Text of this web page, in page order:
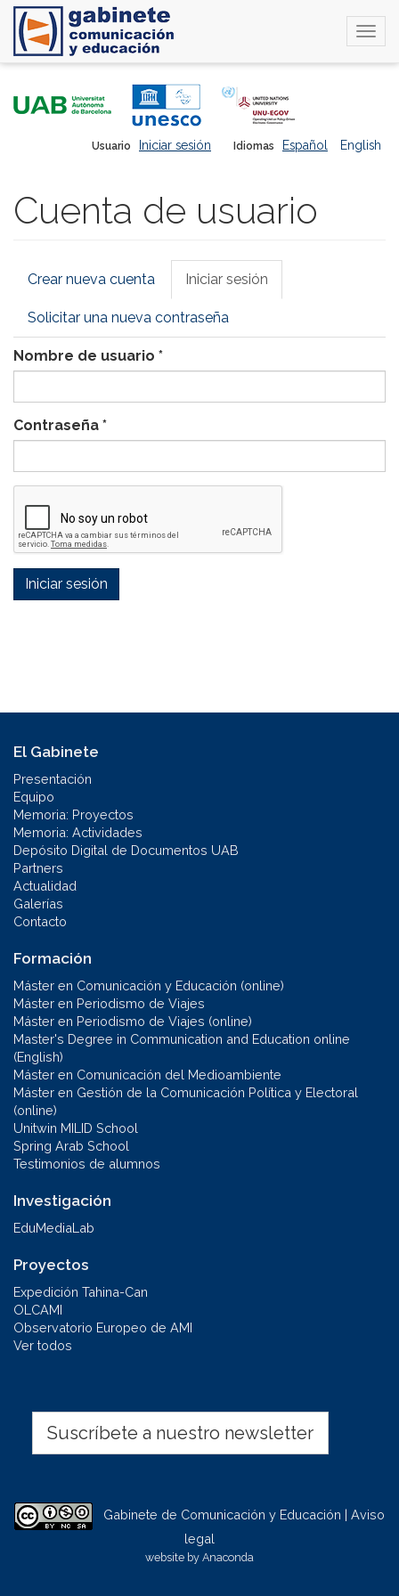
Idiomas Español English
Usuario Iniciar sesión
Cuenta de usuario
Solapas
Crear nueva cuenta Iniciar sesión
activa)
Solicitar una nueva contraseña
Nombre de usuario *
Contraseña *
Iniciar sesión
El Gabinete
Presentación
Equipo
Memoria: Proyectos
Memoria: Actividades
Depósito Digital de Documentos UAB
Partners
Actualidad
Galerías
Contacto
Formación
Máster en Comunicación y Educación (online)
Máster en Periodismo de Viajes
Máster en Periodismo de Viajes (online)
Master's Degree in Communication and Education online
(English)
Máster en Comunicación del Medioambiente
Máster en Gestión de la Comunicación Política y Electoral
(online)
Unitwin MILID School
Spring Arab School
Testimonios de alumnos
Investigación
EduMediaLab
Proyectos
Expedición Tahina-Can
OLCAMI
Observatorio Europeo de AMI
Ver todos
Suscríbete a nuestro newsletter
Gabinete de Comunicación y Educación | Aviso
legal
website by Anaconda